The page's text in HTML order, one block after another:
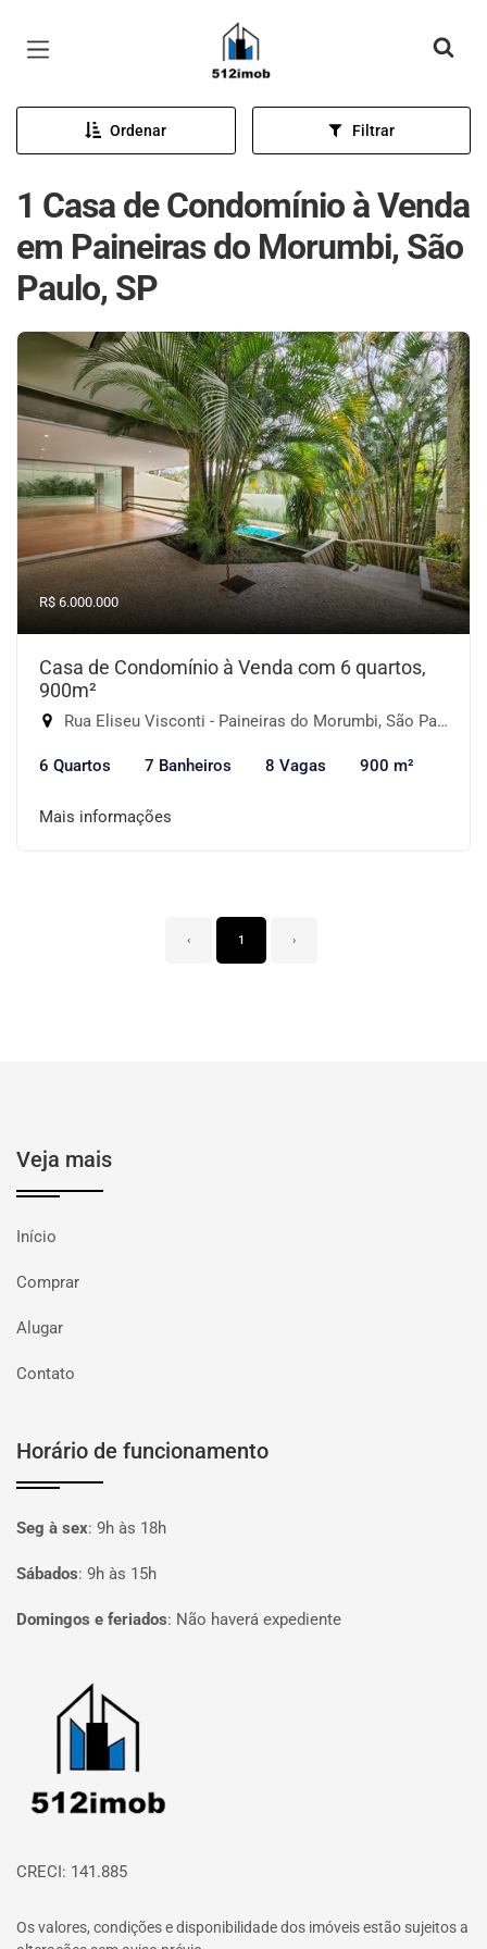
Página inicial
Ordenar Filtrar
1 Casa de Condomínio à Venda
em Paineiras do Morumbi, São
Paulo, SP
R$ 6.000.000
Casa de Condomínio à Venda com 6 quartos,
900m²
Rua Eliseu Visconti - Paineiras do Morumbi, São Paulo-SP
6 Quartos 7 Banheiros 8 Vagas 900 m²
Mais informações
‹ 1 ›
Veja mais
Início
Comprar
Alugar
Contato
Horário de funcionamento
Seg à sex: 9h às 18h
Sábados: 9h às 15h
Domingos e feriados: Não haverá expediente
Página inicial
CRECI: 141.885
Os valores, condições e disponibilidade dos imóveis estão sujeitos a